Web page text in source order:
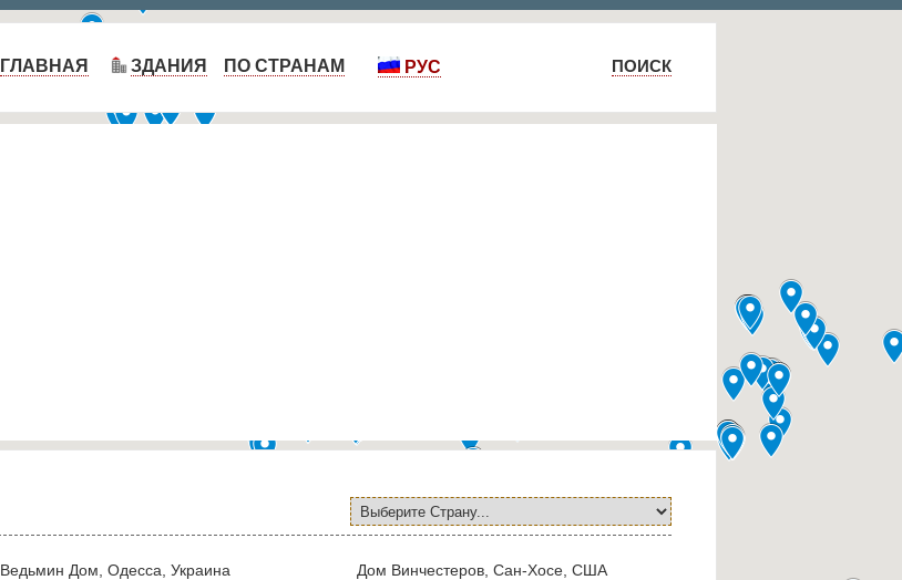
ГЛАВНАЯ ЗДАНИЯ ПО СТРАНАМ РУС ПОИСК
Ведьмин Дом, Одесса, Украина Дом Винчестеров, Сан-Хосе, США